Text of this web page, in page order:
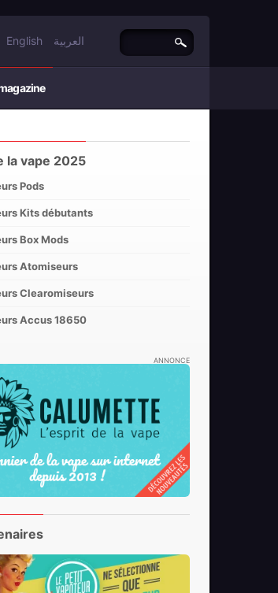
English العربية
la vape 2025
Pods
Kits débutants
Box Mods
Atomiseurs
Clearomiseurs
Accus 18650
ANNONCE